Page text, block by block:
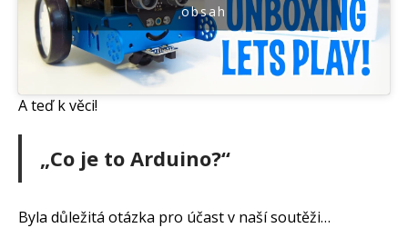
obsah
A teď k věci!
„Co je to Arduino?“
Byla důležitá otázka pro účast v naší soutěži…